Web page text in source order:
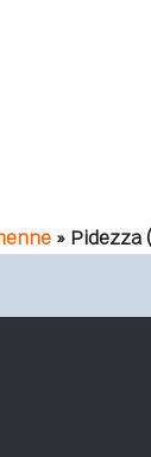
» Pidezza